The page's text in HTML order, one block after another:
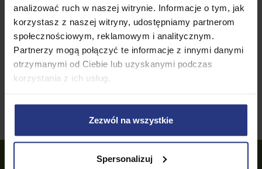
analizować ruch w naszej witrynie. Informacje o tym, jak
korzystasz z naszej witryny, udostępniamy partnerom
społecznościowym, reklamowym i analitycznym.
Partnerzy mogą połączyć te informacje z innymi danymi
otrzymanymi od Ciebie lub uzyskanymi podczas
korzystania z ich usług.
Zezwól na wszystkie
Spersonalizuj
Przykładowa Aktualność
31.03.14
Nową aktualność dodasz w Panelu Administracyjnym
przechodząc do Treści, a następnie Aktualności